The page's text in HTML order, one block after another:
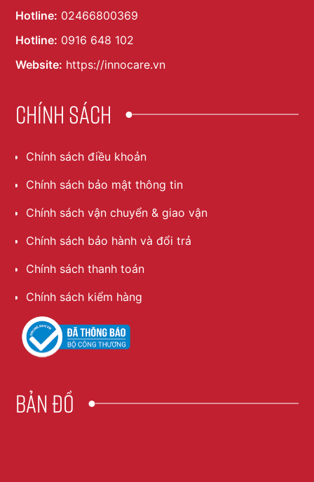
Hotline: 02466800369
Hotline: 0916 648 102
Website: https://innocare.vn
Chính sách
Chính sách điều khoản
Chính sách bảo mật thông tin
Chính sách vận chuyển & giao vận
Chính sách bảo hành và đổi trả
Chính sách thanh toán
Chính sách kiểm hàng
Bản đồ